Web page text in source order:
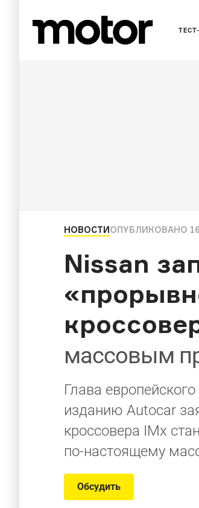
НОВОСТИОПУБЛИКОВАНО
Nissan
массовым
Глава
изданию Autocar
кроссовера IMx
по-настоящему
Обсудить